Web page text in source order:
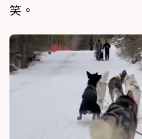
笑。